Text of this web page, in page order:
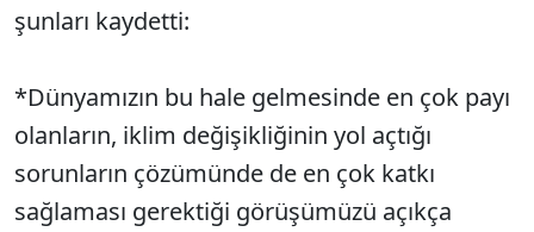
şunları kaydetti:
*Dünyamızın bu hale gelmesinde en çok payı
olanların, iklim değişikliğinin yol açtığı
sorunların çözümünde de en çok katkı
sağlaması gerektiği görüşümüzü açıkça